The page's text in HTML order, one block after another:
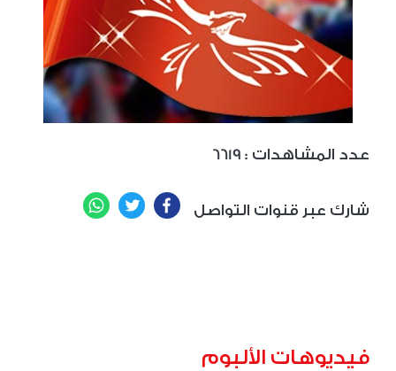
6619 : عدد المشاهدات
شارك عبر قنوات التواصل Facebook
Twitter
فيديوهات الألبوم